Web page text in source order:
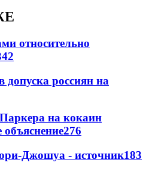
относительно
допуска россиян на
на кокаин
276
Джошуа - источник183